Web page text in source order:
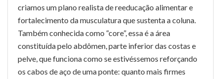
criamos um plano realista de reeducação alimentar e
fortalecimento da musculatura que sustenta a coluna.
Também conhecida como “core”, essa é a área
constituída pelo abdômen, parte inferior das costas e
pelve, que funciona como se estivéssemos reforçando
os cabos de aço de uma ponte: quanto mais firmes